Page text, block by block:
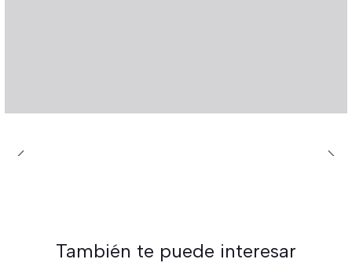
También te puede interesar